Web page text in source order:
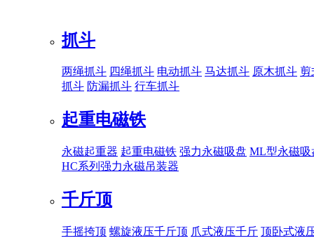
抓斗
两绳抓斗 四绳抓斗 电动抓斗 马达抓斗 原木抓斗 剪
抓斗 防漏抓斗 行车抓斗
起重电磁铁
永磁起重器 起重电磁铁 强力永磁吸盘 ML型永磁吸
HC系列强力永磁吊装器
千斤顶
手摇挎顶 螺旋液压千斤顶 爪式液压千斤 顶卧式液